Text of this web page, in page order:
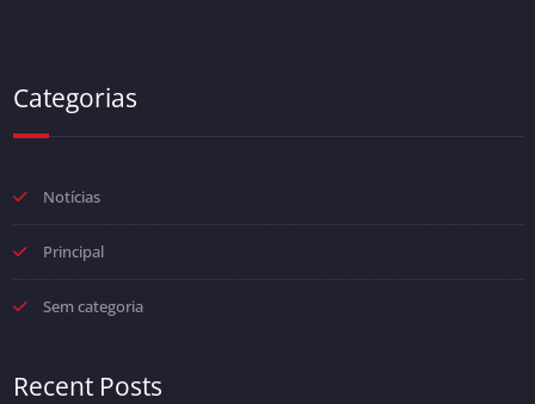
Categorias
Notícias
Principal
Sem categoria
Recent Posts